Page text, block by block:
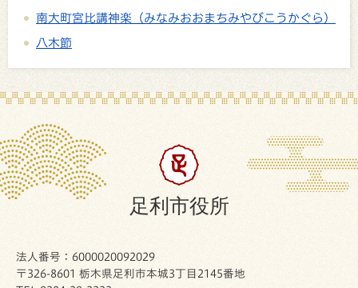
南大町宮比講神楽（みなみおおまちみやびこうかぐら）
八木節
足利市役所
法人番号：6000020092029
〒326-8601 栃木県足利市本城3丁目2145番地